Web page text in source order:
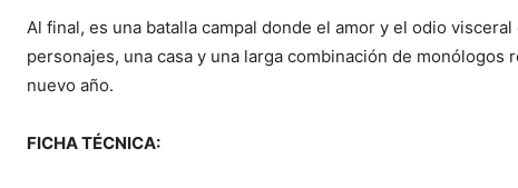
Al final, es una batalla campal donde el amor y el odio
personajes, una casa y una larga combinación de
nuevo año.
FICHA TÉCNICA: